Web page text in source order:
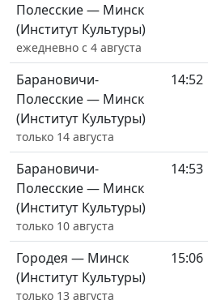
Полесские — Минск
(Институт Культуры)
ежедневно с 4 августа
Барановичи-
Полесские — Минск
(Институт Культуры)
только 14 августа
14:52
Барановичи-
Полесские — Минск
(Институт Культуры)
только 10 августа
14:53
Городея — Минск
(Институт Культуры)
только 13 августа
15:06